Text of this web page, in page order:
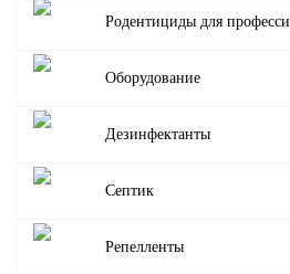
Родентициды для
Оборудование
Дезинфектанты
Септик
Репелленты